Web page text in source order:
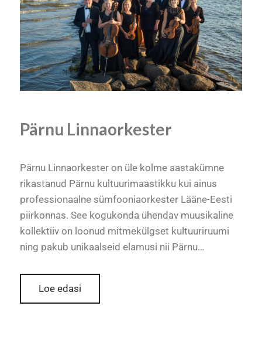
Pärnu Linnaorkester
Pärnu Linnaorkester on üle kolme aastakümne
rikastanud Pärnu kultuurimaastikku kui ainus
professionaalne sümfooniaorkester Lääne-Eesti
piirkonnas. See kogukonda ühendav muusikaline
kollektiiv on loonud mitmekülgset kultuuriruumi
ning pakub unikaalseid elamusi nii Pärnu…
Loe edasi